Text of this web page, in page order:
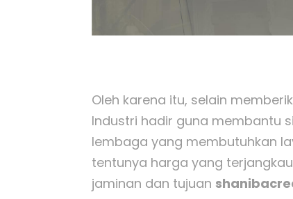
Oleh karena itu, selain
Industri hadir guna membantu
lembaga yang membutuhkan
tentunya harga yang
jaminan dan tujuan